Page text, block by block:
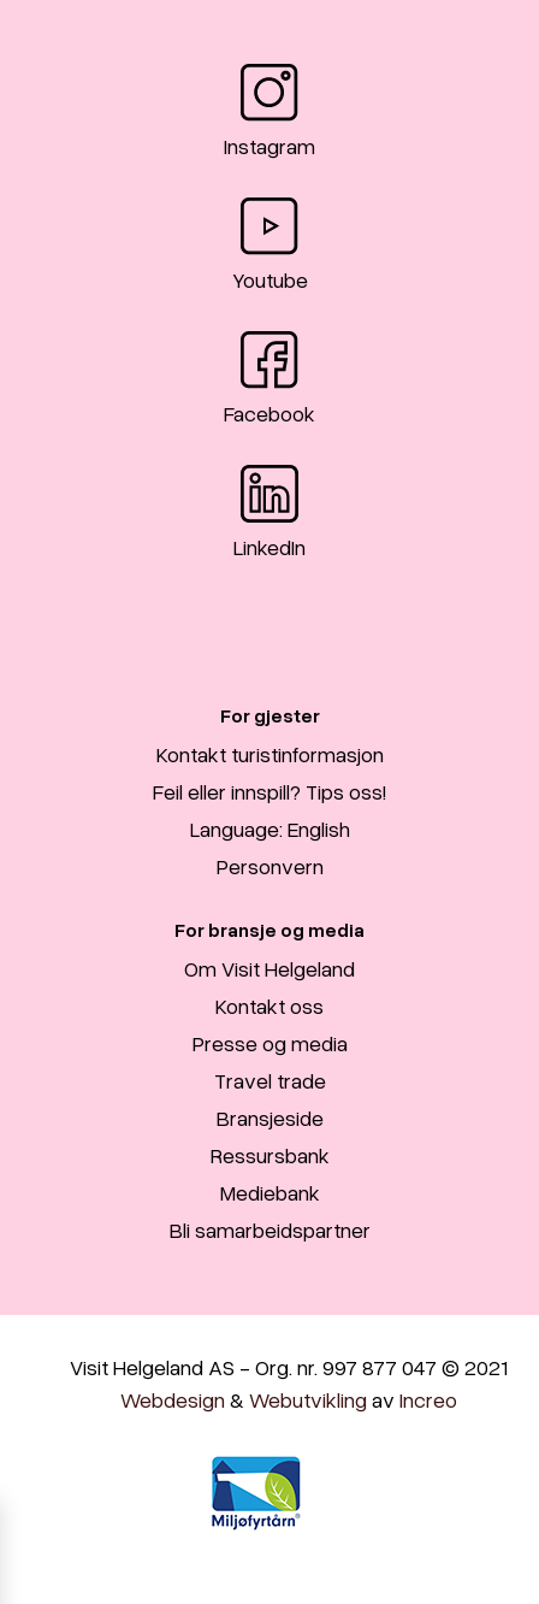
Instagram
Youtube
Facebook
LinkedIn
For gjester
Kontakt turistinformasjon
Feil eller innspill? Tips oss!
Language: English
Personvern
For bransje og media
Om Visit Helgeland
Kontakt oss
Presse og media
Travel trade
Bransjeside
Ressursbank
Mediebank
Bli samarbeidspartner
Visit Helgeland AS - Org. nr. 997 877 047 © 2021
Webdesign & Webutvikling av Increo